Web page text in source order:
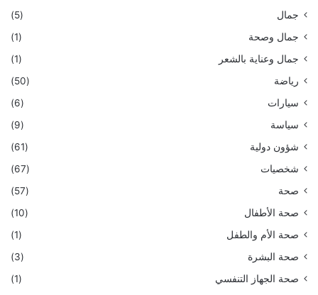
جمال
(5)
جمال وصحة
(1)
جمال وعناية بالشعر
(1)
رياضة
(50)
سيارات
(6)
سياسة
(9)
شؤون دولية
(61)
شخصيات
(67)
صحة
(57)
صحة الأطفال
(10)
صحة الأم والطفل
(1)
صحة البشرة
(3)
صحة الجهاز التنفسي
(1)